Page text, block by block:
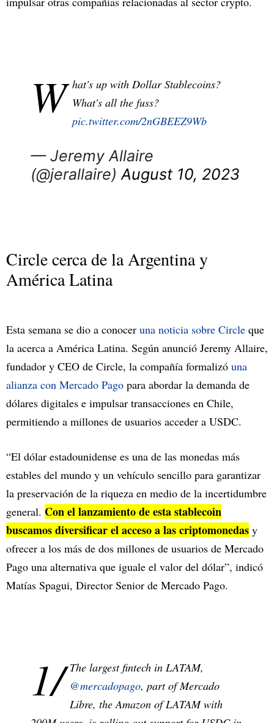
W hat's up with Dollar Stablecoins?
What's all the fuss?
pic.twitter.com/2nGBEEZ9Wb
— Jeremy Allaire
(@jerallaire)August 10, 2023
Circle cerca de la Argentina y
América Latina
Esta semana se dio a conocer una noticia sobre Circle que
la acerca a América Latina. Según anunció Jeremy Allaire,
fundador y CEO de Circle, la compañía formalizó una
alianza con Mercado Pago para abordar la demanda de
dólares digitales e impulsar transacciones en Chile,
permitiendo a millones de usuarios acceder a USDC.
“El dólar estadounidense es una de las monedas más
estables del mundo y un vehículo sencillo para garantizar
la preservación de la riqueza en medio de la incertidumbre
general. Con el lanzamiento de esta stablecoin
buscamos diversificar el acceso a las criptomonedas y
ofrecer a los más de dos millones de usuarios de Mercado
Pago una alternativa que iguale el valor del dólar”, indicó
Matías Spagui, Director Senior de Mercado Pago.
1/ The largest fintech in LATAM,
@mercadopago, part of Mercado
Libre, the Amazon of LATAM with